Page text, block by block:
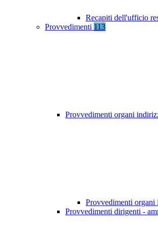
Recapiti dell'ufficio
Provvedimenti 113
Provvedimenti organi
Provvedimenti
Provvedimenti dirigenti -